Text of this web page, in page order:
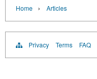
Home › Articles
Privacy Terms FAQ